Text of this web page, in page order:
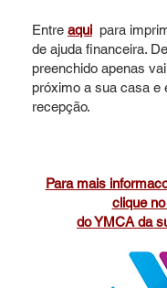
Entre aqui para
de ajuda financeira.
preenchido apenas
próximo a sua casa e
recepção.
Para mais
clique
do YMCA da